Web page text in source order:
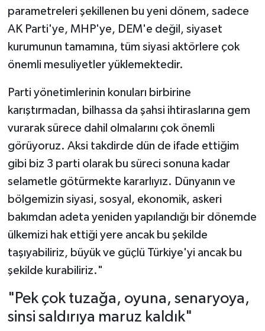
parametreleri şekillenen bu yeni dönem, sadece
AK Parti'ye, MHP'ye, DEM'e değil, siyaset
kurumunun tamamına, tüm siyasi aktörlere çok
önemli mesuliyetler yüklemektedir.
Parti yönetimlerinin konuları birbirine
karıştırmadan, bilhassa da şahsi ihtiraslarına gem
vurarak sürece dahil olmalarını çok önemli
görüyoruz. Aksi takdirde dün de ifade ettiğim
gibi biz 3 parti olarak bu süreci sonuna kadar
selametle götürmekte kararlıyız. Dünyanın ve
bölgemizin siyasi, sosyal, ekonomik, askeri
bakımdan adeta yeniden yapılandığı bir dönemde
ülkemizi hak ettiği yere ancak bu şekilde
taşıyabiliriz, büyük ve güçlü Türkiye'yi ancak bu
şekilde kurabiliriz."
"Pek çok tuzağa, oyuna, senaryoya,
sinsi saldırıya maruz kaldık"